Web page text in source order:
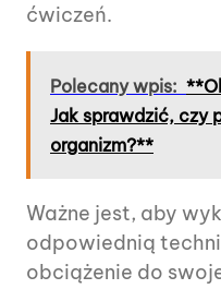
ćwiczeń.
Polecany wpis:
Jak sprawdzić, czy
organizm?**
Ważne jest, aby
odpowiednią
obciążenie do